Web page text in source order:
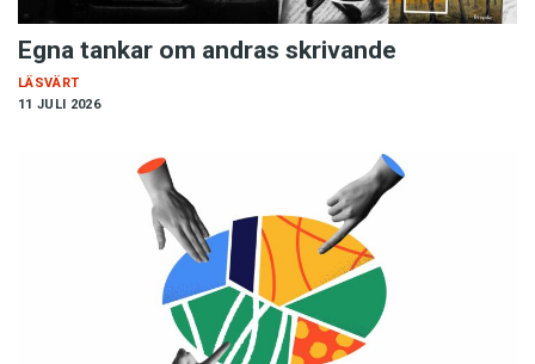
Egna tankar om andras skrivande
11 JULI 2026
LÄSVÄRT